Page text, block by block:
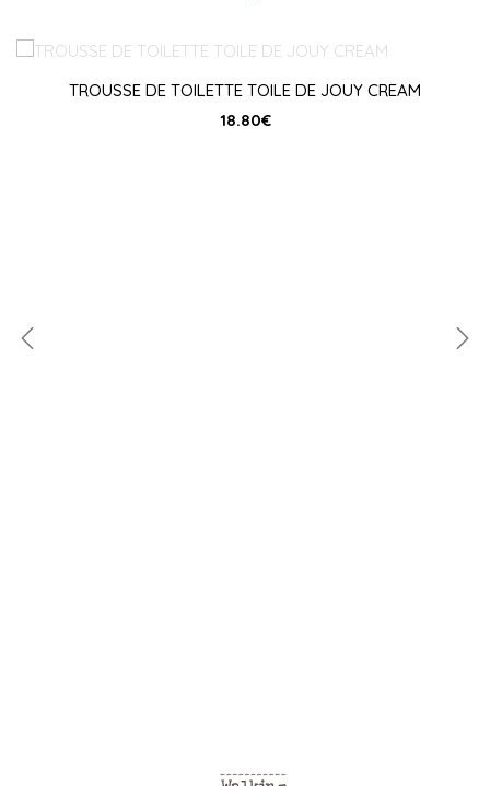
TROUSSE DE TOILETTE TOILE DE JOUY CREAM
18.80€